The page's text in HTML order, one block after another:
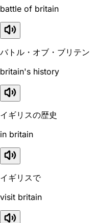
battle of britain
バトル・オブ・ブリテン
britain's history
イギリスの歴史
in britain
イギリスで
visit britain